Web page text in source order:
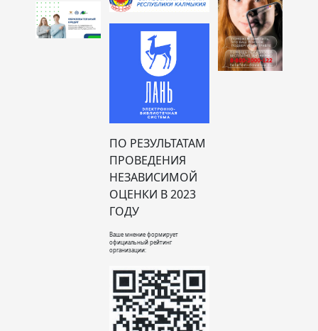
ПО РЕЗУЛЬТАТАМ
ПРОВЕДЕНИЯ
НЕЗАВИСИМОЙ
ОЦЕНКИ В 2023
ГОДУ
Ваше мнение формирует
официальный рейтинг
организации: